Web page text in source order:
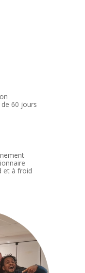
60 jours
et à froid